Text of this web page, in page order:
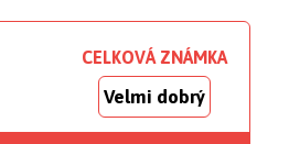
CELKOVÁ ZNÁMKA
Velmi dobrý